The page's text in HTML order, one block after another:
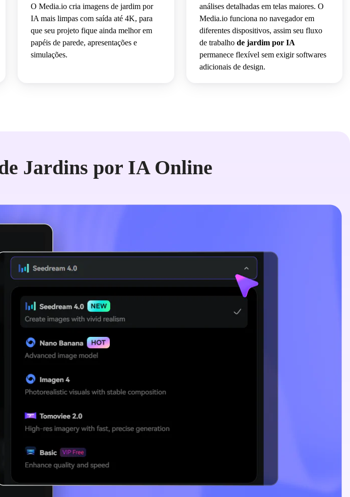
O Media.io cria imagens de jardim por
IA mais limpas com saída até 4K, para
que seu projeto fique ainda melhor em
papéis de parede, apresentações e
simulações.
análises detalhadas em telas maiores. O
Media.io funciona no navegador em
diferentes dispositivos, assim seu fluxo
de trabalho de jardim por IA
permanece flexível sem exigir softwares
adicionais de design.
Jardins por IA Online